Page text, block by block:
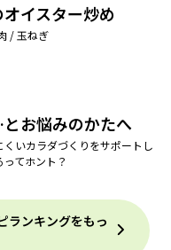
イスター炒め
/ 玉ねぎ
お悩みのかたへ
いカラダづくりをサポートし
てホント？
ランキングをもっ